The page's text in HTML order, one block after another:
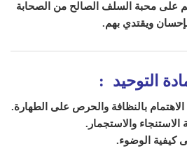
على محبة السلف الصالح من الصحابة
بإحسان ويقتدي بهم.
التوحيد :
الاهتمام بالنظافة والحرص على الطهارة.
الاستنجاء والاستجمار.
كيفية الوضوء.